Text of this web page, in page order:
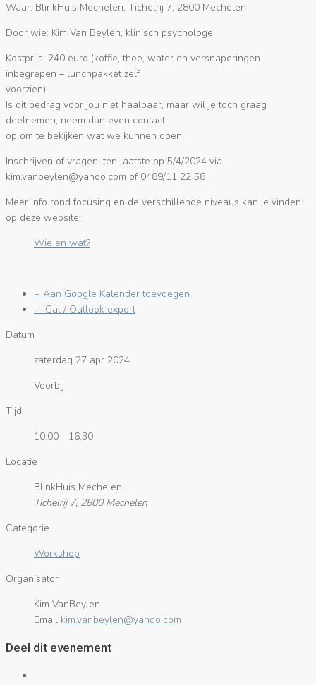
Waar: BlinkHuis Mechelen, Tichelrij 7, 2800 Mechelen
Door wie: Kim Van Beylen, klinisch psychologe
Kostprijs: 240 euro (koffie, thee, water en versnaperingen
inbegrepen – lunchpakket zelf
voorzien).
Is dit bedrag voor jou niet haalbaar, maar wil je toch graag
deelnemen, neem dan even contact
op om te bekijken wat we kunnen doen.
Inschrijven of vragen: ten laatste op 5/4/2024 via
moc.oohay@nelyebnav.mik of 0489/11 22 58
Meer info rond focusing en de verschillende niveaus kan je vinden
op deze website:
Wie en wat?
+ Aan Google Kalender toevoegen
+ iCal / Outlook export
Datum
zaterdag 27 apr 2024
Voorbij
Tijd
10:00 - 16:30
Locatie
BlinkHuis Mechelen
Tichelrij 7, 2800 Mechelen
Categorie
Workshop
Organisator
Kim VanBeylen
Email moc.oohay@nelyebnav.mik
Deel dit evenement